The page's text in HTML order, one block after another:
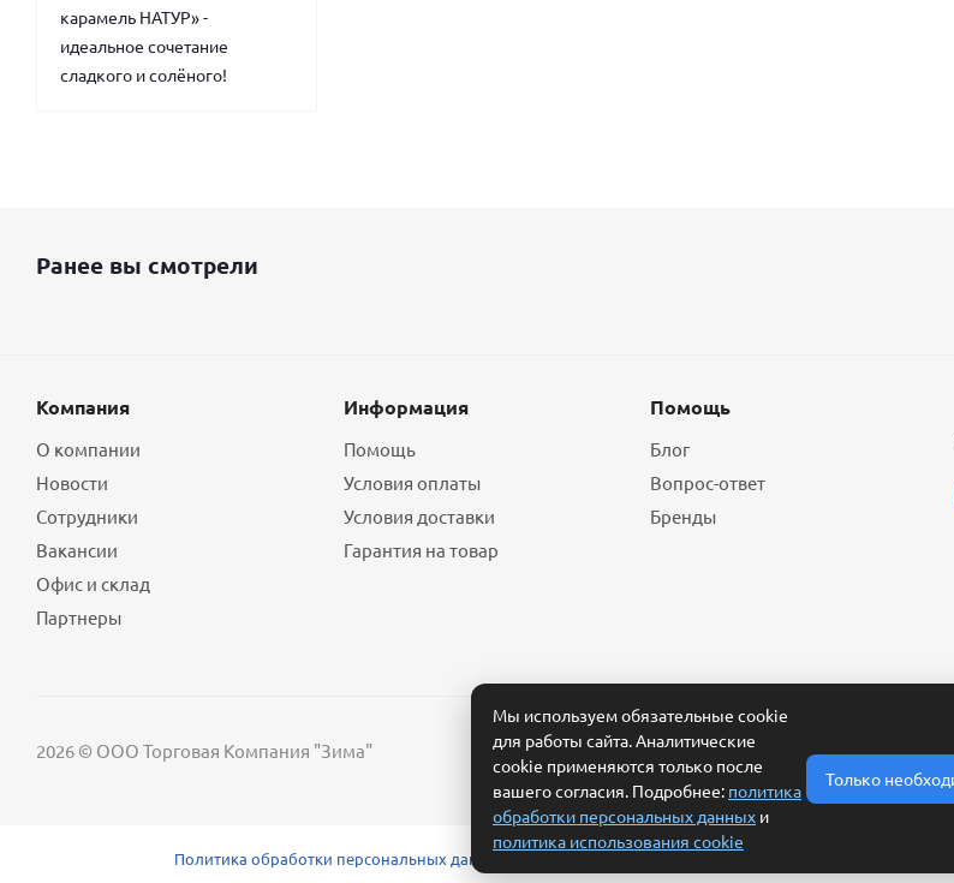
карамель НАТУР» -
идеальное сочетание
сладкого и солёного!
Ранее вы смотрели
Компания
О компании
Новости
Сотрудники
Вакансии
Офис и склад
Партнеры
Информация
Помощь
Условия оплаты
Условия доставки
Гарантия на товар
Помощь
Блог
Вопрос-ответ
Бренды
2026 © ООО Торговая Компания "Зима"
Политика обработки персональных данных Условия
Мы используем обязательные cookie
для работы сайта. Аналитические
cookie применяются только после
вашего согласия. Подробнее: политика
обработки персональных данных и
политика использования cookie
Только